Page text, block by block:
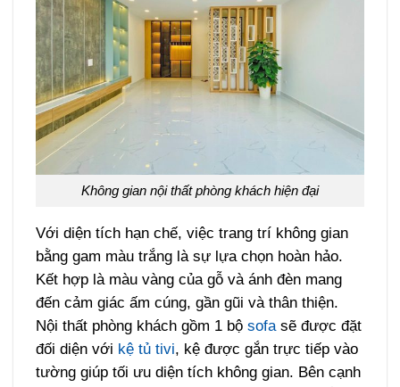
Không gian nội thất phòng khách hiện đại
Với diện tích hạn chế, việc trang trí không gian
bằng gam màu trắng là sự lựa chọn hoàn hảo.
Kết hợp là màu vàng của gỗ và ánh đèn mang
đến cảm giác ấm cúng, gần gũi và thân thiện.
Nội thất phòng khách gồm 1 bộsofasẽ được đặt
đối diện với kệ tủ tivi, kệ được gắn trực tiếp vào
tường giúp tối ưu diện tích không gian. Bên cạnh